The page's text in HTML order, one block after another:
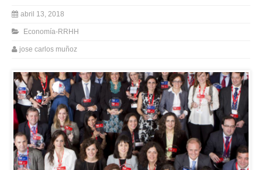
abril 13, 2018
Economía-RRHH
jose carlos muñoz